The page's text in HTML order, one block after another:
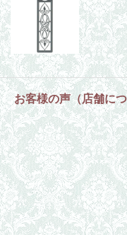
お客様の声（店舗に